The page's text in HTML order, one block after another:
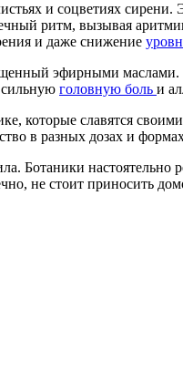
и соцветиях
ритм, вызывая
и даже снижение
эфирными
сильную головную боль и
которые славятся
в разных дозах и
Ботаники
не стоит приносить